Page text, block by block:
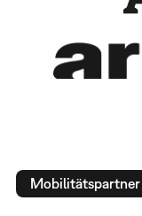
Mobilitätspartner